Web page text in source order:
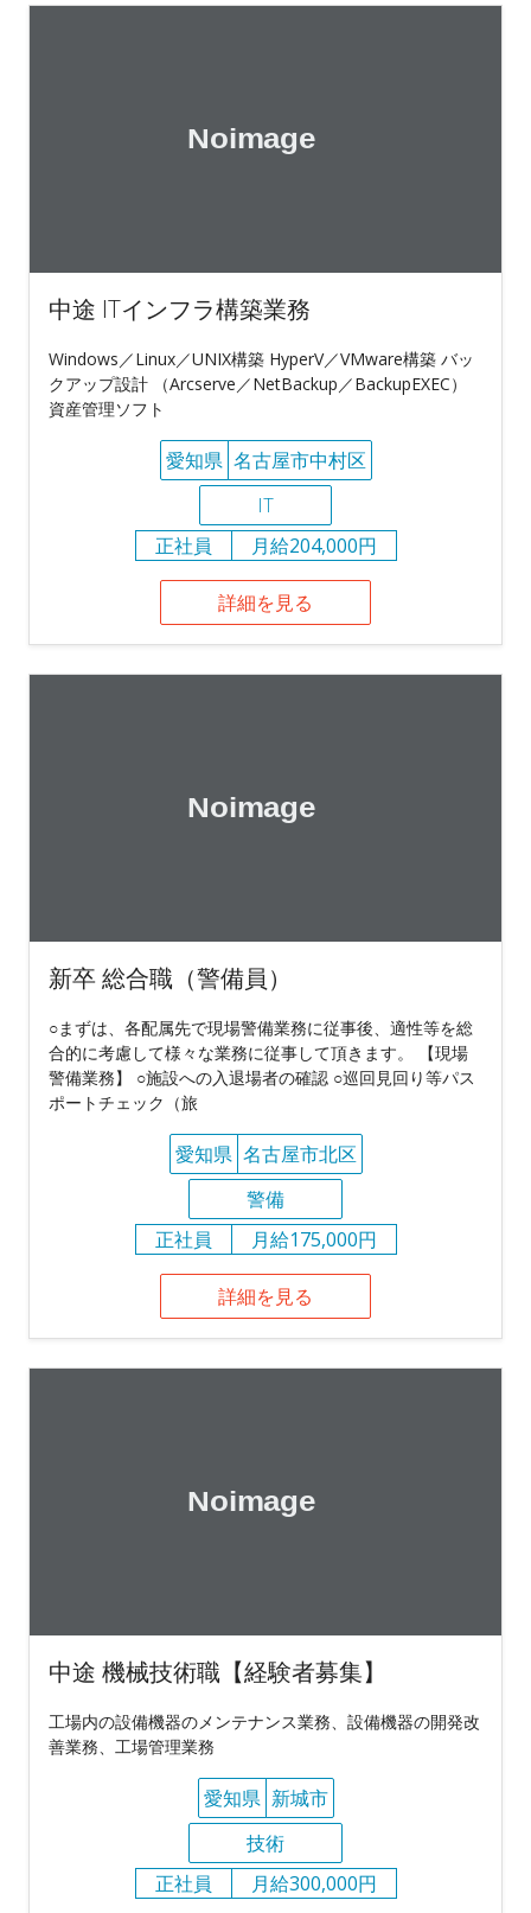
中途 ITインフラ構築業務
Windows／Linux／UNIX構築 HyperV／VMware構築 バッ
クアップ設計 （Arcserve／NetBackup／BackupEXEC）
資産管理ソフト
愛知県 名古屋市中村区
IT
正社員
月給204,000円
詳細を見る
新卒 総合職（警備員）
○まずは、各配属先で現場警備業務に従事後、適性等を総
合的に考慮して様々な業務に従事して頂きます。 【現場
警備業務】 ○施設への入退場者の確認 ○巡回見回り等パス
ポートチェック（旅
愛知県 名古屋市北区
警備
正社員
月給175,000円
詳細を見る
中途 機械技術職【経験者募集】
工場内の設備機器のメンテナンス業務、設備機器の開発改
善業務、工場管理業務
愛知県 新城市
技術
正社員
月給300,000円